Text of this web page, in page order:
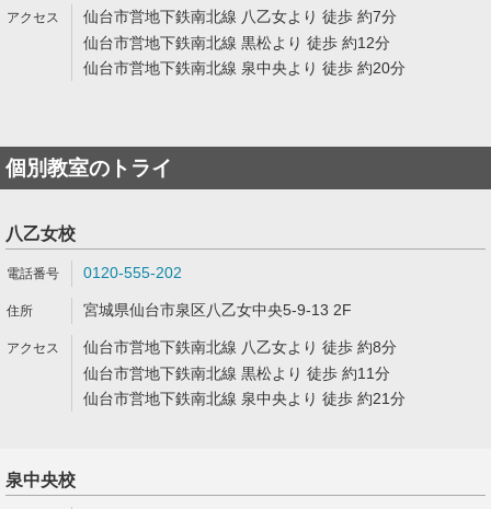
仙台市営地下鉄南北線 八乙女より 徒歩 約7分
仙台市営地下鉄南北線 黒松より 徒歩 約12分
仙台市営地下鉄南北線 泉中央より 徒歩 約20分
個別教室のトライ
八乙女校
0120-555-202
宮城県仙台市泉区八乙女中央5-9-13 2F
仙台市営地下鉄南北線 八乙女より 徒歩 約8分
仙台市営地下鉄南北線 黒松より 徒歩 約11分
仙台市営地下鉄南北線 泉中央より 徒歩 約21分
泉中央校